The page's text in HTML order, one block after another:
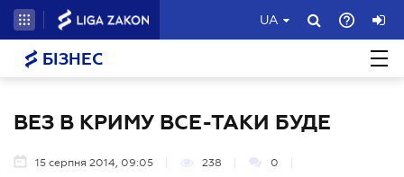
UA
БІЗНЕС
ВЕЗ В КРИМУ ВСЕ-ТАКИ БУДЕ
15 серпня 2014, 09:05 238 0